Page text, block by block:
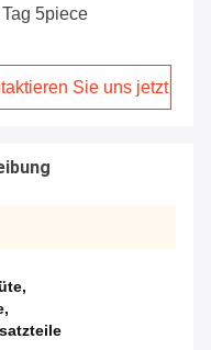
Tag 5piece
Sie uns jetzt
,
,